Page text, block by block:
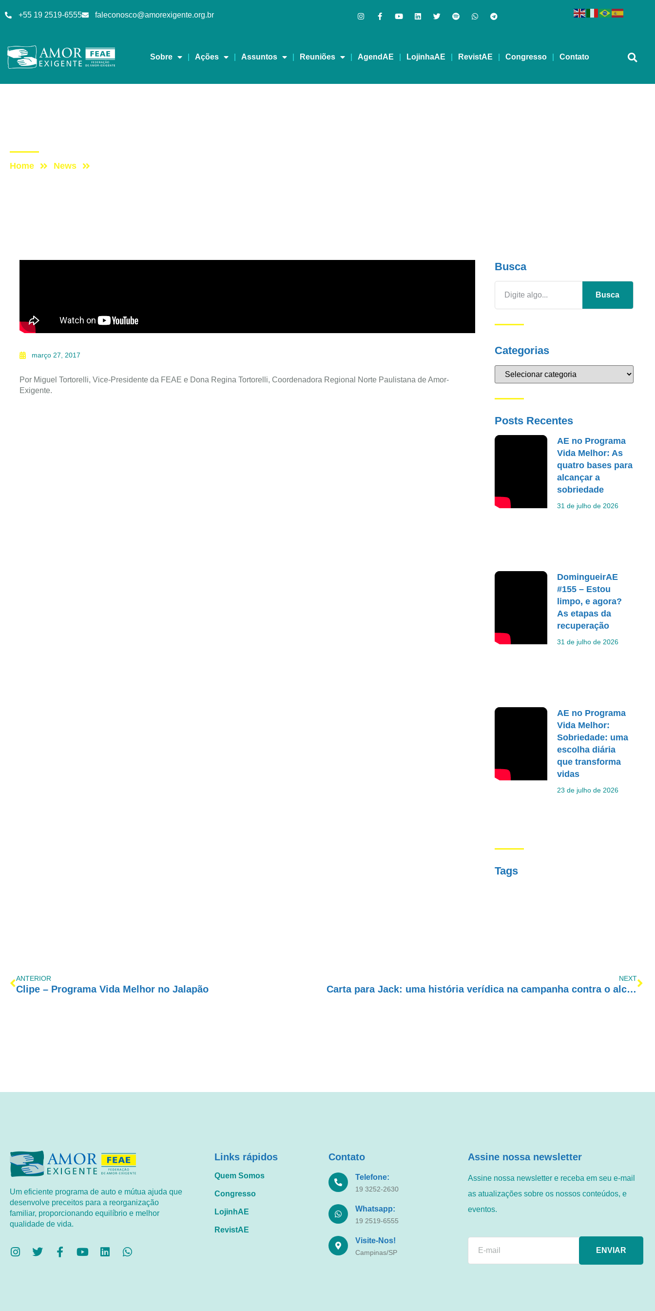
+55 19 2519-6555 faleconosco@amorexigente.org.br
Sobre Ações Assuntos Reuniões AgendAE LojinhaAE RevistAE Congresso Contato
Home News
março 27, 2017
Por Miguel Tortorelli, Vice-Presidente da FEAE e Dona Regina Tortorelli, Coordenadora Regional Norte Paulistana de Amor-
Exigente.
Busca
Busca
Categorias
Posts Recentes
AE no Programa
Vida Melhor: As
quatro bases para
alcançar a
sobriedade
31 de julho de 2026
DomingueirAE
#155 – Estou
limpo, e agora?
As etapas da
recuperação
31 de julho de 2026
AE no Programa
Vida Melhor:
Sobriedade: uma
escolha diária
que transforma
vidas
23 de julho de 2026
Tags
ANTERIOR
Clipe – Programa Vida Melhor no Jalapão
NEXT
Carta para Jack: uma história verídica na campanha contra o alcoolismo que emocionou o mundo
Um eficiente programa de auto e mútua ajuda que
desenvolve preceitos para a reorganização
familiar, proporcionando equilíbrio e melhor
qualidade de vida.
Links rápidos
Quem Somos
Congresso
LojinhAE
RevistAE
Contato
Telefone:
19 3252-2630
Whatsapp:
19 2519-6555
Visite-Nos!
Campinas/SP
Assine nossa newsletter
Assine nossa newsletter e receba em seu e-mail
as atualizações sobre os nossos conteúdos, e
eventos.
ENVIAR